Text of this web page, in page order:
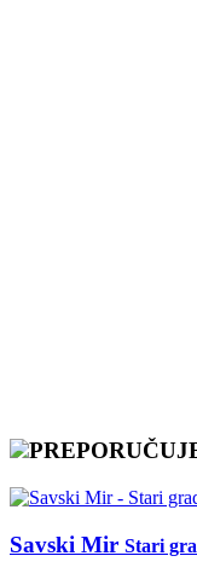
Savski Mir Stari